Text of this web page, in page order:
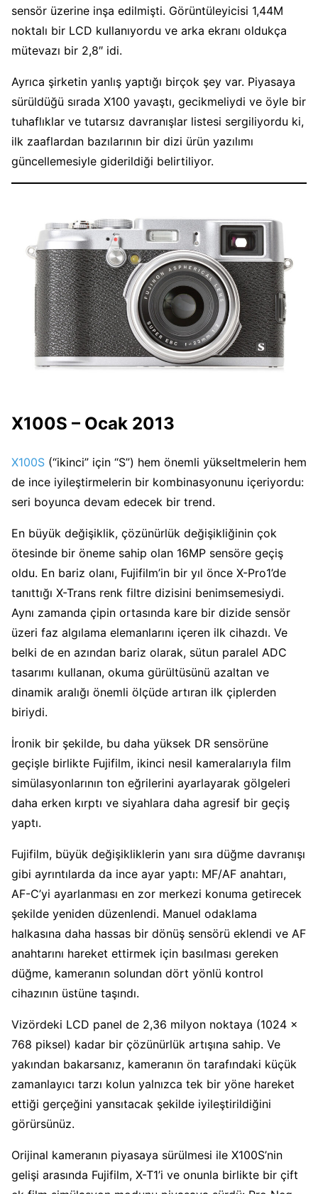
sensör üzerine inşa edilmişti. Görüntüleyicisi 1,44M
noktalı bir LCD kullanıyordu ve arka ekranı oldukça
mütevazı bir 2,8″ idi.
Ayrıca şirketin yanlış yaptığı birçok şey var. Piyasaya
sürüldüğü sırada X100 yavaştı, gecikmeliydi ve öyle bir
tuhaflıklar ve tutarsız davranışlar listesi sergiliyordu ki,
ilk zaaflardan bazılarının bir dizi ürün yazılımı
güncellemesiyle giderildiği belirtiliyor.
X100S – Ocak 2013
X100S (“ikinci” için “S”) hem önemli yükseltmelerin hem
de ince iyileştirmelerin bir kombinasyonunu içeriyordu:
seri boyunca devam edecek bir trend.
En büyük değişiklik, çözünürlük değişikliğinin çok
ötesinde bir öneme sahip olan 16MP sensöre geçiş
oldu. En bariz olanı, Fujifilm’in bir yıl önce X-Pro1’de
tanıttığı X-Trans renk filtre dizisini benimsemesiydi.
Aynı zamanda çipin ortasında kare bir dizide sensör
üzeri faz algılama elemanlarını içeren ilk cihazdı. Ve
belki de en azından bariz olarak, sütun paralel ADC
tasarımı kullanan, okuma gürültüsünü azaltan ve
dinamik aralığı önemli ölçüde artıran ilk çiplerden
biriydi.
İronik bir şekilde, bu daha yüksek DR sensörüne
geçişle birlikte Fujifilm, ikinci nesil kameralarıyla film
simülasyonlarının ton eğrilerini ayarlayarak gölgeleri
daha erken kırptı ve siyahlara daha agresif bir geçiş
yaptı.
Fujifilm, büyük değişikliklerin yanı sıra düğme davranışı
gibi ayrıntılarda da ince ayar yaptı: MF/AF anahtarı,
AF-C’yi ayarlanması en zor merkezi konuma getirecek
şekilde yeniden düzenlendi. Manuel odaklama
halkasına daha hassas bir dönüş sensörü eklendi ve AF
anahtarını hareket ettirmek için basılması gereken
düğme, kameranın solundan dört yönlü kontrol
cihazının üstüne taşındı.
Vizördeki LCD panel de 2,36 milyon noktaya (1024 x
768 piksel) kadar bir çözünürlük artışına sahip. Ve
yakından bakarsanız, kameranın ön tarafındaki küçük
zamanlayıcı tarzı kolun yalnızca tek bir yöne hareket
ettiği gerçeğini yansıtacak şekilde iyileştirildiğini
görürsünüz.
Orijinal kameranın piyasaya sürülmesi ile X100S’nin
gelişi arasında Fujifilm, X-T1’i ve onunla birlikte bir çift